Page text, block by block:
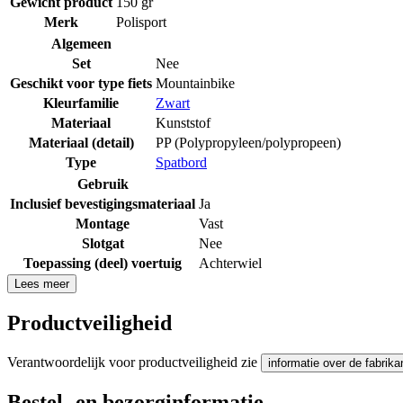
Merk
Polisport
Algemeen
Set
Nee
Geschikt voor type fiets Mountainbike
Kleurfamilie
Zwart
Materiaal
Kunststof
Materiaal (detail)
PP (Polypropyleen/polypropeen)
Type
Spatbord
Gebruik
Inclusief bevestigingsmateriaal Ja
Montage
Vast
Slotgat
Nee
Toepassing (deel) voertuig
Achterwiel
Lees meer
Productveiligheid
Verantwoordelijk voor productveiligheid zie informatie over de